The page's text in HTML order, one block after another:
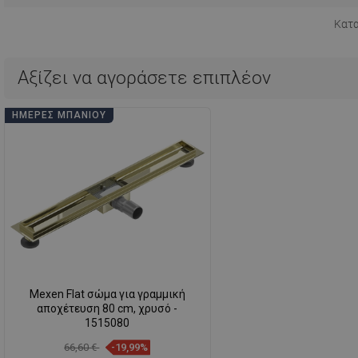
Αξίζει να αγοράσετε επιπλέον
ΗΜΈΡΕΣ ΜΠΆΝΙΟΥ
Mexen Flat σώμα για γραμμική
αποχέτευση 80 cm, χρυσό -
1515080
66,60 € -19,99%